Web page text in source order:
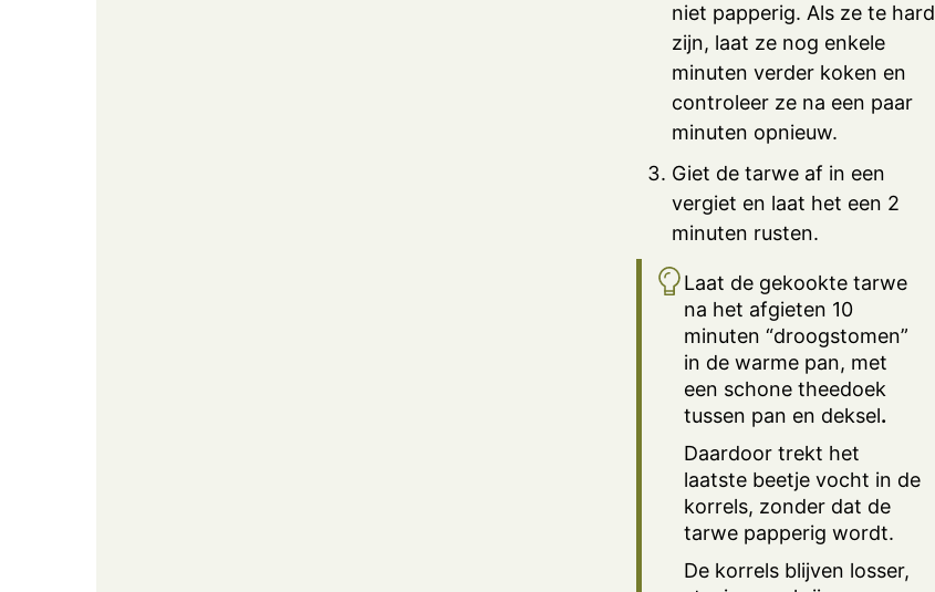
niet papperig. Als ze te hard
zijn, laat ze nog enkele
minuten verder koken en
controleer ze na een paar
minuten opnieuw.
Giet de tarwe af in een
vergiet en laat het een 2
minuten rusten.
Laat de gekookte tarwe
na het afgieten 10
minuten “droogstomen”
in de warme pan, met
een schone theedoek
tussen pan en deksel.
Daardoor trekt het
laatste beetje vocht in de
korrels, zonder dat de
tarwe papperig wordt.
De korrels blijven losser,